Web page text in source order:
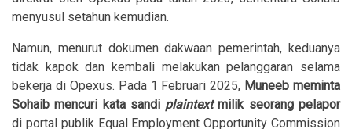
menyusul setahun kemudian.
Namun, menurut dokumen dakwaan pemerintah, keduanya
tidak kapok dan kembali melakukan pelanggaran selama
bekerja di Opexus. Pada 1 Februari 2025, Muneeb meminta
Sohaib mencuri kata sandi plaintextmilik seorang pelapor
di portal publik Equal Employment Opportunity Commission